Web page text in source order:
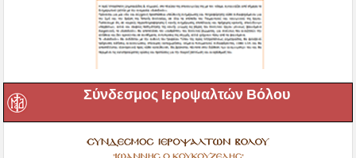
Σύνδεσμος Ιεροψαλτών Βόλου